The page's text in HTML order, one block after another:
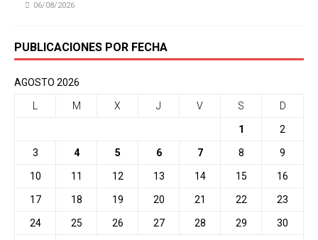
06/08/2026
PUBLICACIONES POR FECHA
AGOSTO 2026
M X J V S D
1 2
3 4 5 6 7 8 9
10 11 12 13 14 15 16
17 18 19 20 21 22 23
24 25 26 27 28 29 30